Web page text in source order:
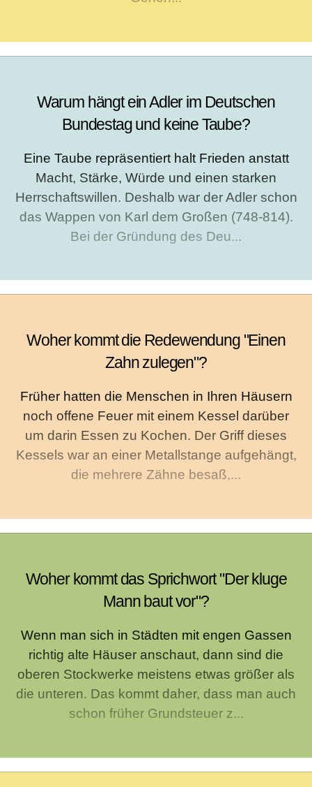
Warum hängt ein Adler im Deutschen
Bundestag und keine Taube?
Eine Taube repräsentiert halt Frieden anstatt
Macht, Stärke, Würde und einen starken
Herrschaftswillen. Deshalb war der Adler schon
das Wappen von Karl dem Großen (748-814).
Bei der Gründung des Deu...
Woher kommt die Redewendung "Einen
Zahn zulegen"?
Früher hatten die Menschen in Ihren Häusern
noch offene Feuer mit einem Kessel darüber
um darin Essen zu Kochen. Der Griff dieses
Kessels war an einer Metallstange aufgehängt,
die mehrere Zähne besaß,...
Woher kommt das Sprichwort "Der kluge
Mann baut vor"?
Wenn man sich in Städten mit engen Gassen
richtig alte Häuser anschaut, dann sind die
oberen Stockwerke meistens etwas größer als
die unteren. Das kommt daher, dass man auch
schon früher Grundsteuer z...